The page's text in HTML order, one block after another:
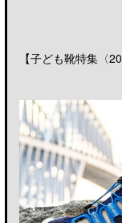
【子ども靴特集〈